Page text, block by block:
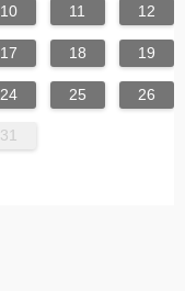
10 11 12
17 18 19
24 25 26
31